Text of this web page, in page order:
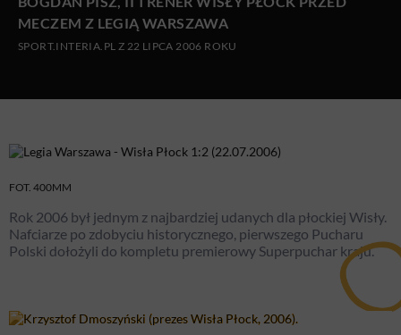
MECZEM Z LEGIĄ WARSZAWA
SPORT.INTERIA.PL Z 22 LIPCA 2006 ROKU
FOT. 400MM
Rok 2006 był jednym z najbardziej udanych dla płockiej Wisły.
Nafciarze po zdobyciu historycznego, pierwszego Pucharu
Polski dołożyli do kompletu premierowy Superpuchar kraju.